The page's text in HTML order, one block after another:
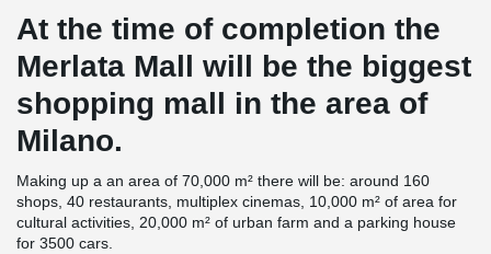
At the time of completion the
Merlata Mall will be the biggest
shopping mall in the area of
Milano.
Making up a an area of 70,000 m² there will be: around 160
shops, 40 restaurants, multiplex cinemas, 10,000 m² of area for
cultural activities, 20,000 m² of urban farm and a parking house
for 3500 cars.